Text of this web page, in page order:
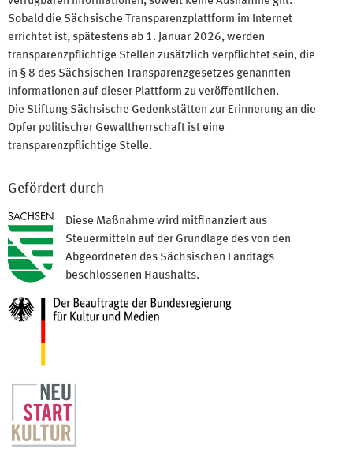
Sobald die Sächsische Transparenzplattform im Internet
errichtet ist, spätestens ab 1. Januar 2026, werden
transparenzpflichtige Stellen zusätzlich verpflichtet sein, die
in § 8 des Sächsischen Transparenzgesetzes genannten
Informationen auf dieser Plattform zu veröffentlichen.
Die Stiftung Sächsische Gedenkstätten zur Erinnerung an die
Opfer politischer Gewaltherrschaft ist eine
transparenzpflichtige Stelle.
Gefördert durch
Diese Maßnahme wird mitfinanziert aus
Steuermitteln auf der Grundlage des von den
Abgeordneten des Sächsischen Landtags
beschlossenen Haushalts.